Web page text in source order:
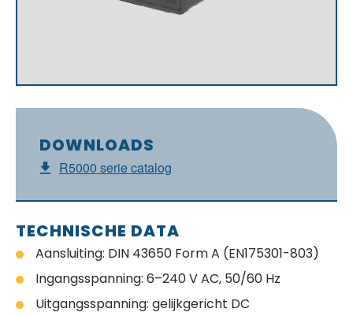
DOWNLOADS
R5000 serie catalog
TECHNISCHE DATA
Aansluiting: DIN 43650 Form A (EN175301-803)
Ingangsspanning: 6–240 V AC, 50/60 Hz
Uitgangsspanning: gelijkgericht DC